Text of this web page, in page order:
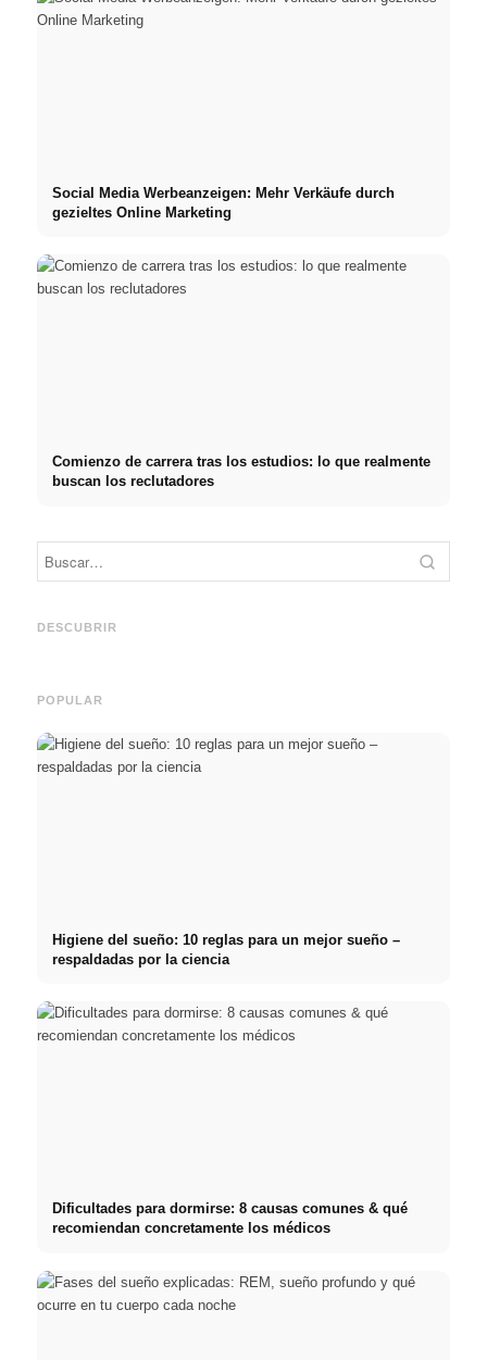
Social Media Werbeanzeigen: Mehr Verkäufe durch
gezieltes Online Marketing
Comienzo de carrera tras los estudios: lo que realmente
buscan los reclutadores
DESCUBRIR
Práctica profesional en
y el camino directo hacia la
Financiar los estudios en
POPULAR
Higiene del sueño: 10 reglas para un mejor sueño –
respaldadas por la ciencia
Dificultades para dormirse: 8 causas comunes & qué
recomiendan concretamente los médicos